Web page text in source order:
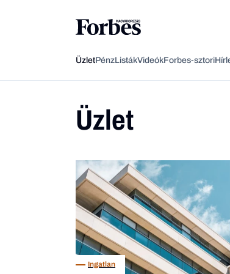
ÜzletPénzListákVideókForbes-sztori
Üzlet
Ingatlan